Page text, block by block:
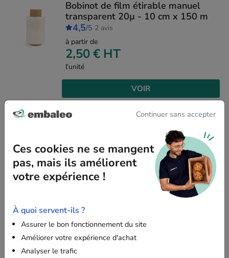
Bobinot de film étirable manuel
transparent 20µ - 10 cm x 150 m
4,5/5 2 avis
à partir de
2,50 € HT
l'unité
VOIR
19µ dossé - 350 mm x 1000 m
VOIR
Film thermorétractable polyoléfine
19µ dossé - 400 mm x 1000 m
Continuer sans accepter
Ces cookies ne se mangent
pas, mais ils améliorent
votre expérience !
À quoi servent-ils ?
Assurer le bon fonctionnement du site
Améliorer votre expérience d'achat
Analyser le trafic